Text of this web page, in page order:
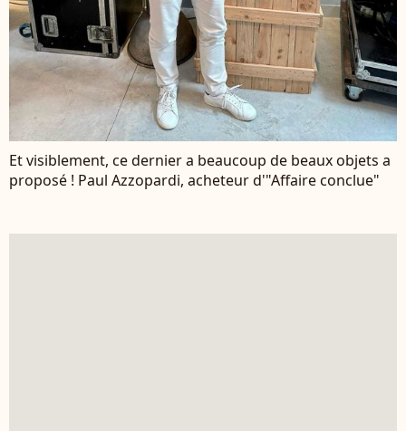
Et visiblement, ce dernier a beaucoup de beaux objets a
proposé ! Paul Azzopardi, acheteur d'"Affaire conclue"